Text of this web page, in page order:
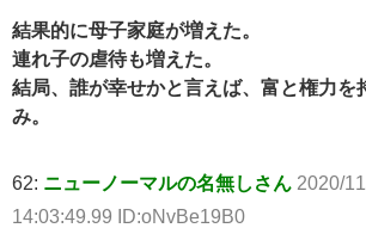
結果的に母子家庭が増えた。
連れ子の虐待も増えた。
結局、誰が幸せかと言えば、富と権力を
み。
62: ニューノーマルの名無しさん 2020/
14:03:49.99 ID:oNvBe19B0